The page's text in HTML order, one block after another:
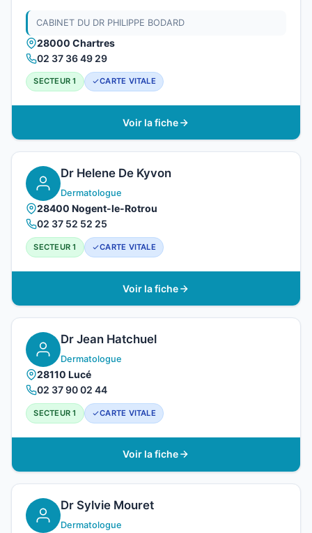
CABINET DU DR PHILIPPE BODARD
28000 Chartres
02 37 36 49 29
SECTEUR 1 CARTE VITALE
Voir la fiche
Dr Helene De Kyvon
Dermatologue
28400 Nogent-le-Rotrou
02 37 52 52 25
SECTEUR 1 CARTE VITALE
Voir la fiche
Dr Jean Hatchuel
Dermatologue
28110 Lucé
02 37 90 02 44
SECTEUR 1 CARTE VITALE
Voir la fiche
Dr Sylvie Mouret
Dermatologue